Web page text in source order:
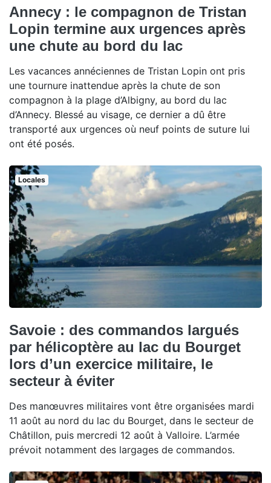
Annecy : le compagnon de Tristan
Lopin termine aux urgences après
une chute au bord du lac
Les vacances annéciennes de Tristan Lopin ont pris
une tournure inattendue après la chute de son
compagnon à la plage d’Albigny, au bord du lac
d’Annecy. Blessé au visage, ce dernier a dû être
transporté aux urgences où neuf points de suture lui
ont été posés.
Locales
Savoie : des commandos largués
par hélicoptère au lac du Bourget
lors d’un exercice militaire, le
secteur à éviter
Des manœuvres militaires vont être organisées mardi
11 août au nord du lac du Bourget, dans le secteur de
Châtillon, puis mercredi 12 août à Valloire. L’armée
prévoit notamment des largages de commandos.